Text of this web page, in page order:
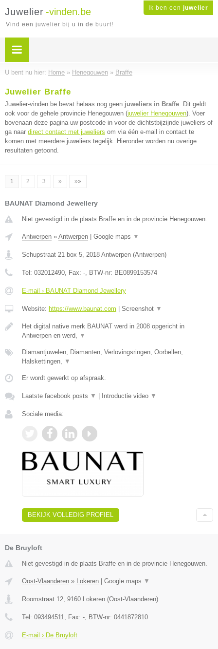
Ik ben een juwelier
Juwelier -vinden.be
Vind een juwelier bij u in de buurt!
U bent nu hier: Home » Henegouwen » Braffe
Juwelier Braffe
Juwelier-vinden.be bevat helaas nog geen juweliers in Braffe. Dit geldt
ook voor de gehele provincie Henegouwen (juwelier Henegouwen). Voer
bovenaan deze pagina uw postcode in voor de dichtstbijzijnde juweliers of
ga naar direct contact met juweliers om via één e-mail in contact te
komen met meerdere juweliers tegelijk. Hieronder worden nu overige
resultaten getoond.
1 2 3 » »»
BAUNAT Diamond Jewellery
Niet gevestigd in de plaats Braffe en in de provincie Henegouwen.
Antwerpen » Antwerpen Google maps ▼
Schupstraat 21 box 5, 2018 Antwerpen (Antwerpen)
Tel: 032012490, Fax: -, BTW-nr: BE0899153574
E-mail › BAUNAT Diamond Jewellery
Website: https://www.baunat.com Screenshot ▼
Het digital native merk BAUNAT werd in 2008 opgericht in
Antwerpen en werd, ▼
Diamantjuwelen, Diamanten, Verlovingsringen, Oorbellen,
Halskettingen, ▼
Er wordt gewerkt op afspraak.
Laatste facebook posts ▼ Introductie video ▼
Sociale media:
BEKIJK VOLLEDIG PROFIEL
De Bruyloft
Niet gevestigd in de plaats Braffe en in de provincie Henegouwen.
Oost-Vlaanderen » Lokeren Google maps ▼
Roomstraat 12, 9160 Lokeren (Oost-Vlaanderen)
Tel: 093494511, Fax: -, BTW-nr: 0441872810
E-mail › De Bruyloft